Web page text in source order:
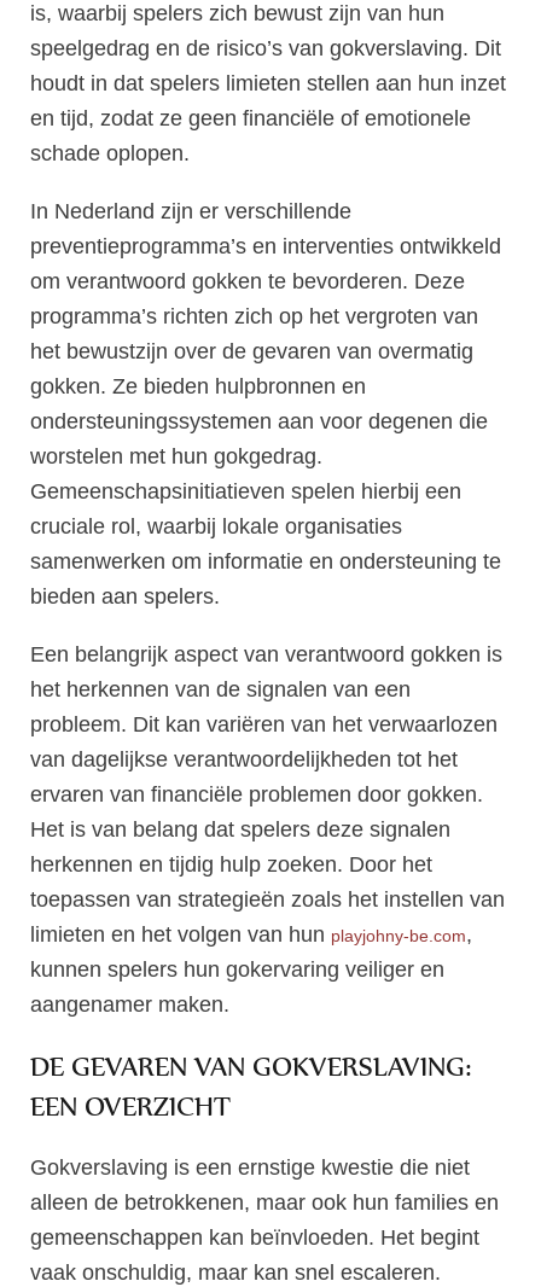
is, waarbij spelers zich bewust zijn van hun
speelgedrag en de risico’s van gokverslaving. Dit
houdt in dat spelers limieten stellen aan hun inzet
en tijd, zodat ze geen financiële of emotionele
schade oplopen.
In Nederland zijn er verschillende
preventieprogramma’s en interventies ontwikkeld
om verantwoord gokken te bevorderen. Deze
programma’s richten zich op het vergroten van
het bewustzijn over de gevaren van overmatig
gokken. Ze bieden hulpbronnen en
ondersteuningssystemen aan voor degenen die
worstelen met hun gokgedrag.
Gemeenschapsinitiatieven spelen hierbij een
cruciale rol, waarbij lokale organisaties
samenwerken om informatie en ondersteuning te
bieden aan spelers.
Een belangrijk aspect van verantwoord gokken is
het herkennen van de signalen van een
probleem. Dit kan variëren van het verwaarlozen
van dagelijkse verantwoordelijkheden tot het
ervaren van financiële problemen door gokken.
Het is van belang dat spelers deze signalen
herkennen en tijdig hulp zoeken. Door het
toepassen van strategieën zoals het instellen van
limieten en het volgen van hun playjohny-be.com,
kunnen spelers hun gokervaring veiliger en
aangenamer maken.
DE GEVAREN VAN GOKVERSLAVING:
EEN OVERZICHT
Gokverslaving is een ernstige kwestie die niet
alleen de betrokkenen, maar ook hun families en
gemeenschappen kan beïnvloeden. Het begint
vaak onschuldig, maar kan snel escaleren.